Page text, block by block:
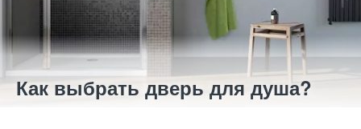
Как выбрать дверь для душа?